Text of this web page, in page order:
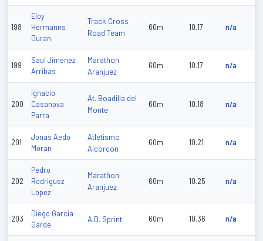
198
Eloy
Hermanns
Duran
Track Cross
Road Team
60m 10.17 n/a
199
Saul Jimenez
Arribas
Marathon
Aranjuez
60m 10.17 n/a
200
Ignacio
Casanova
Parra
At. Boadilla del
Monte
60m 10.18 n/a
201
Jonas Aedo
Moran
Atletismo
Alcorcon
60m 10.21 n/a
202
Pedro
Rodriguez
Lopez
Marathon
Aranjuez
60m 10.25 n/a
203
Diego Garcia
Garde
A.D. Sprint 60m 10.36 n/a